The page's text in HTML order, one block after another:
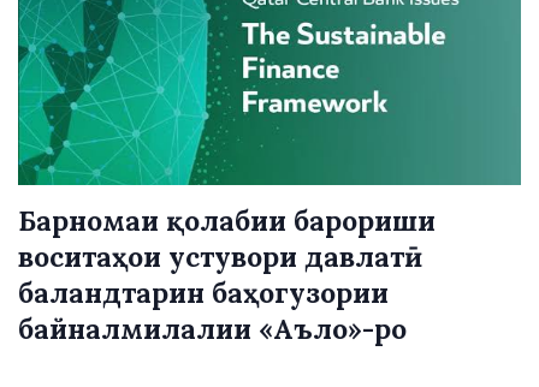
Барномаи қолабии барориши
воситаҳои устувори давлатӣ
баландтарин баҳогузории
байналмилалии «Аъло»-ро